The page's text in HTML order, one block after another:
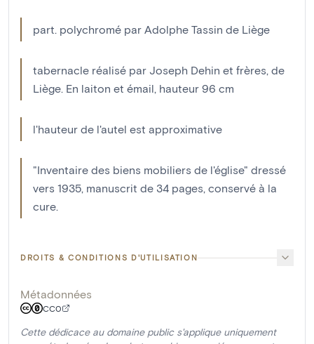
part. polychromé par Adolphe Tassin de Liège
tabernacle réalisé par Joseph Dehin et frères, de
Liège. En laiton et émail, hauteur 96 cm
l'hauteur de l'autel est approximative
"Inventaire des biens mobiliers de l'église" dressé
vers 1935, manuscrit de 34 pages, conservé à la
cure.
DROITS & CONDITIONS D'UTILISATION
Métadonnées
CC0
Cette dédicace au domaine public s'applique uniquement